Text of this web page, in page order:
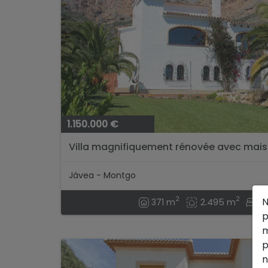
1.150.000 €
Villa magnifiquement rénovée avec
Jávea - Montgo
371 m2 2.495 m2